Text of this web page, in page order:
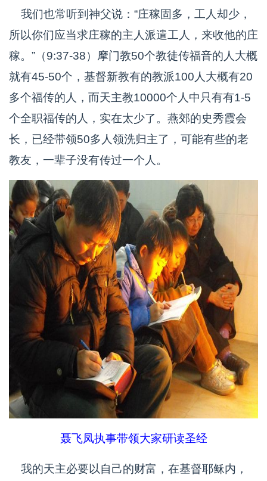
我们也常听到神父说：“庄稼固多，工人却少，
所以你们应当求庄稼的主人派遣工人，来收他的庄
稼。”（9:37-38）摩门教50个教徒传福音的人大概
就有45-50个，基督新教有的教派100人大概有20
多个福传的人，而天主教10000个人中只有有1-5
个全职福传的人，实在太少了。燕郊的史秀霞会
长，已经带领50多人领洗归主了，可能有些的老
教友，一辈子没有传过一个人。
聂飞凤执事带领大家研读圣经
我的天主必要以自己的财富，在基督耶稣内，